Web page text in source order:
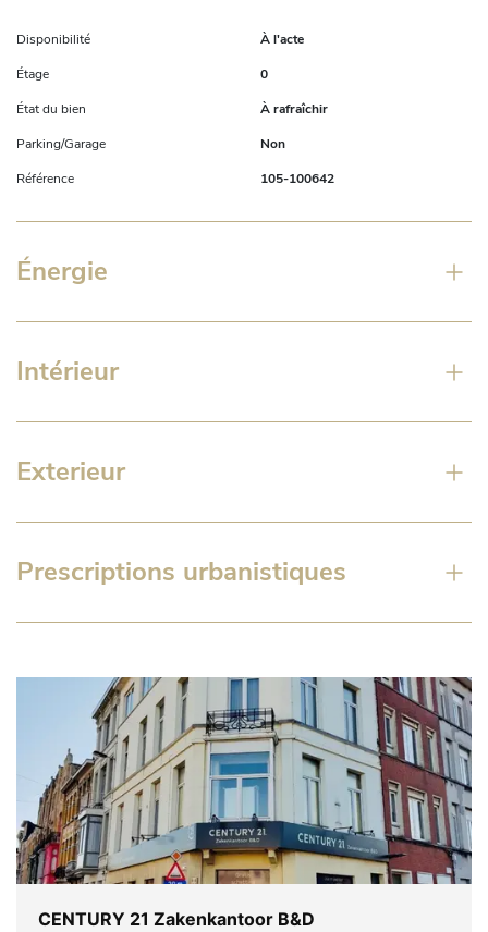
Disponibilité
À l'acte
Étage
0
État du bien
À rafraîchir
Parking/Garage
Non
Référence
105-100642
Énergie
Intérieur
Exterieur
Prescriptions urbanistiques
CENTURY 21 Zakenkantoor B&D